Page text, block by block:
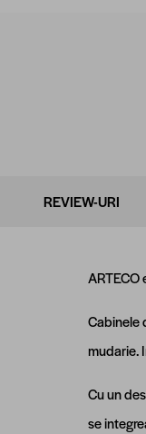
REVIEW-URI
Cabinele
mudarie.
Cu un
se